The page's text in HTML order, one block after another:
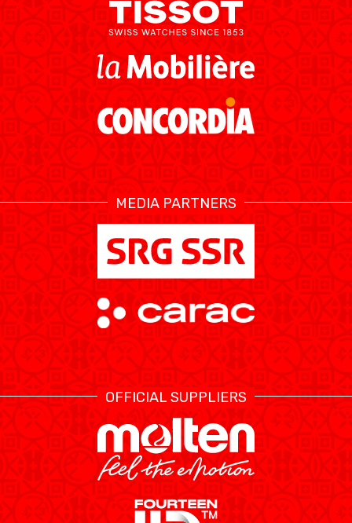
MEDIA PARTNERS
OFFICIAL SUPPLIERS